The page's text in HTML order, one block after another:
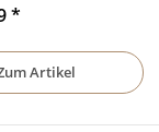
*
Artikel